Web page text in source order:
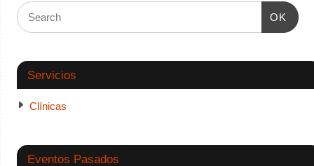
OK
Servicios
Clínicas
Eventos Pasados